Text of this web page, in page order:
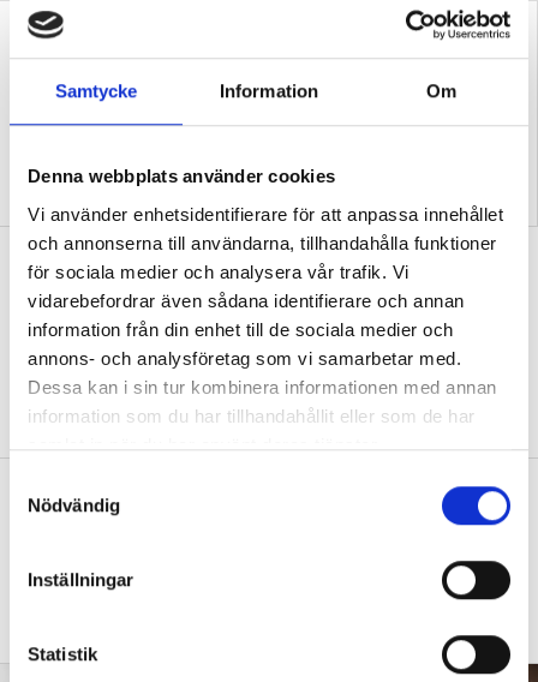
Samtycke Information Om
Denna webbplats använder cookies
Vi använder enhetsidentifierare för att anpassa innehållet
och annonserna till användarna, tillhandahålla funktioner
för sociala medier och analysera vår trafik. Vi
vidarebefordrar även sådana identifierare och annan
information från din enhet till de sociala medier och
annons- och analysföretag som vi samarbetar med.
Dessa kan i sin tur kombinera informationen med annan
information som du har tillhandahållit eller som de har
samlat in när du har använt deras tjänster.
Nödvändig
Inställningar
Statistik
”Så bryter vi hatpratets
”Hur skolan fungerar blir
”Vad ska vår tid räcka till på
förskolan?”
DEBATT”Ska jag som förskollärare duka,
damma, snygga upp i hallen, svara i telefon
eller ska jag vara närvarande tillsammans
med barnen?”
”Vad säger det om skolan när allt fler
fler barn från början – inte hur de ska